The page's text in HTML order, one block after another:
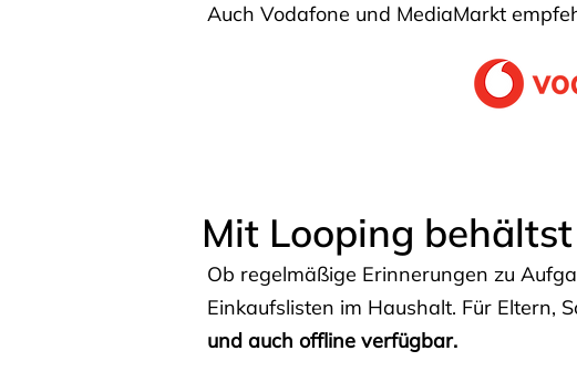
Auch Vodafone und MediaMarkt
Mit Looping
Ob regelmäßige Erinnerungen zu
Einkaufslisten im Haushalt. Für Eltern,
und auch offline verfügbar.